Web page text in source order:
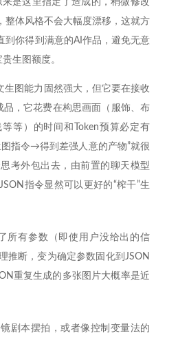
来是这里指定了造成的，稍微修改
整体风格不会大幅度漂移，这就方
到你得到满意的AI作品，避免无意
生图额度。
生图能力固然强大，但它要在接收
，它花费在构思画面（服饰、布
等）的时间和Token预算必定有
图指令→得到差强人意的产物”就很
考外包出去，由前置的聊天模型
指令显然可以更好的“榨干”生
所有参数（即使用户没给出的信
推断，变为确定参数固化到JSON
重复生成的多张图片大概率是近
剧本摆拍，或者像控制变量法的